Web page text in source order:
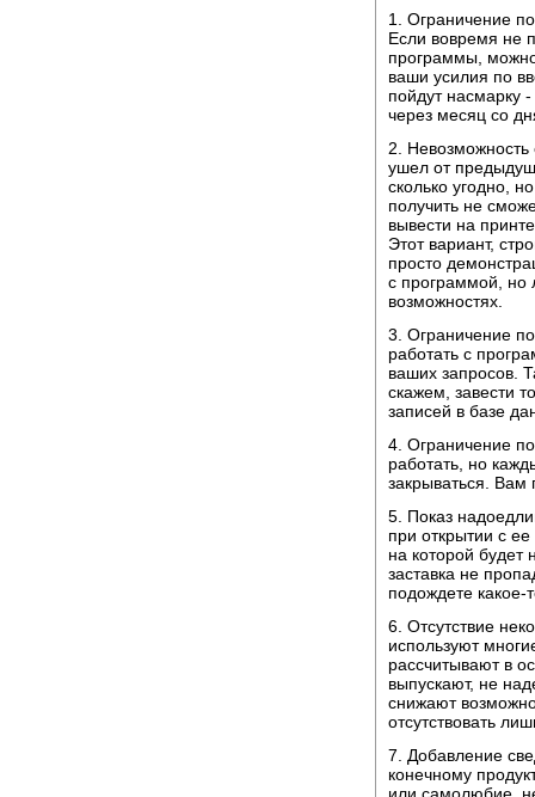
1. Ограничение
Если вовремя не
программы,
ваши усилия по
пойдут насмарку
через месяц со
2.
ушел от
сколько угодно,
получить не
вывести на
Этот вариант,
просто
с программой, но
возможностях.
3. Ограничение
работать с
ваших запросов.
скажем, завести
записей в базе
4. Ограничение
работать, но
закрываться. Вам
5. Показ
при открытии с
на которой будет
заставка не
подождете какое-
6. Отсутствие
используют
рассчитывают в
выпускают, не
снижают
отсутствовать
7. Добавление
конечному